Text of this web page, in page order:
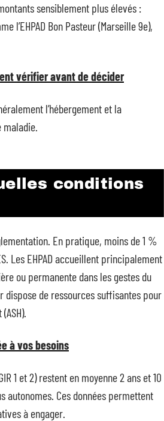
sensiblement plus élevés :
l’EHPAD Bon Pasteur (Marseille 9e),
vérifier avant de décider
l’hébergement et la
maladie.
conditions
En pratique, moins de 1 %
Les EHPAD accueillent principalement
ou permanente dans les gestes du
de ressources suffisantes pour
à vos besoins
1 et 2) restent en moyenne 2 ans et 10
autonomes. Ces données permettent
à engager.